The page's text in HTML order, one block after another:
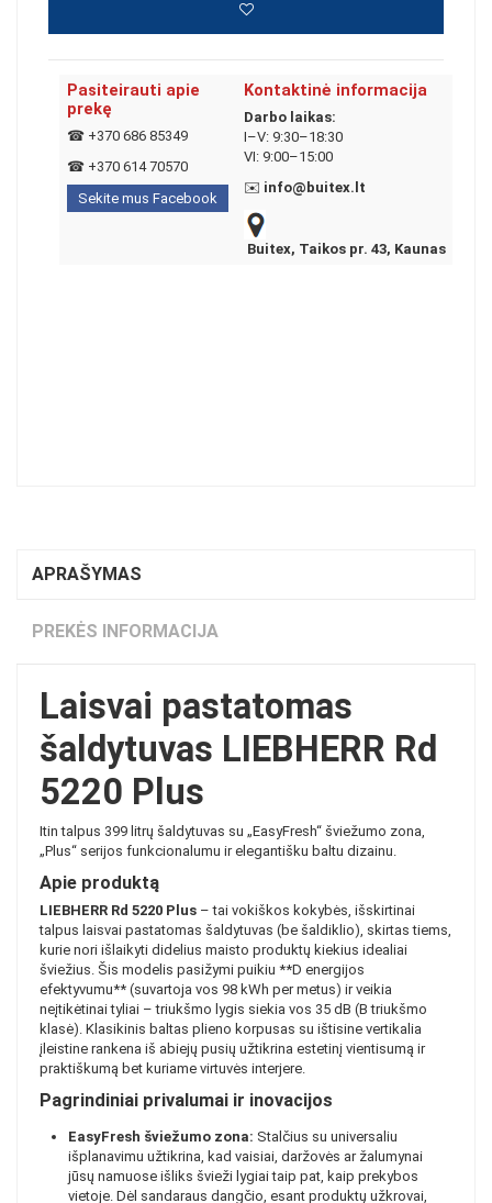
Pasiteirauti apie
prekę
☎ +370 686 85349
☎ +370 614 70570
Sekite mus Facebook
Kontaktinė informacija
Darbo laikas:
I–V: 9:30–18:30
VI: 9:00–15:00
✉️ info@buitex.lt
Buitex, Taikos pr. 43, Kaunas
APRAŠYMAS
PREKĖS INFORMACIJA
Laisvai pastatomas
šaldytuvas LIEBHERR Rd
5220 Plus
Itin talpus 399 litrų šaldytuvas su „EasyFresh“ šviežumo zona,
„Plus“ serijos funkcionalumu ir elegantišku baltu dizainu.
Apie produktą
LIEBHERR Rd 5220 Plus– tai vokiškos kokybės, išskirtinai
talpus laisvai pastatomas šaldytuvas (be šaldiklio), skirtas tiems,
kurie nori išlaikyti didelius maisto produktų kiekius idealiai
šviežius. Šis modelis pasižymi puikiu **D energijos
efektyvumu** (suvartoja vos 98 kWh per metus) ir veikia
neįtikėtinai tyliai – triukšmo lygis siekia vos 35 dB (B triukšmo
klasė). Klasikinis baltas plieno korpusas su ištisine vertikalia
įleistine rankena iš abiejų pusių užtikrina estetinį vientisumą ir
praktiškumą bet kuriame virtuvės interjere.
Pagrindiniai privalumai ir inovacijos
EasyFresh šviežumo zona: Stalčius su universaliu
išplanavimu užtikrina, kad vaisiai, daržovės ar žalumynai
jūsų namuose išliks švieži lygiai taip pat, kaip prekybos
vietoje. Dėl sandaraus dangčio, esant produktų užkrovai,